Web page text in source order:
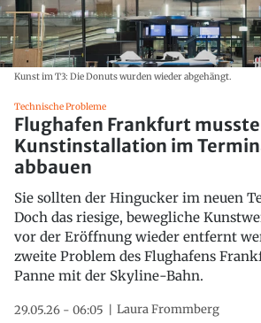
Kunst im T3: Die Donuts wurden wieder abgehängt.
Technische Probleme
Flughafen Frankfurt musste
Kunstinstallation im
abbauen
Sie sollten der Hingucker im neuen
Doch das riesige, bewegliche
vor der Eröffnung wieder entfernt
zweite Problem des Flughafens
Panne mit der Skyline-Bahn.
29.05.26 - 06:05 Laura Frommberg